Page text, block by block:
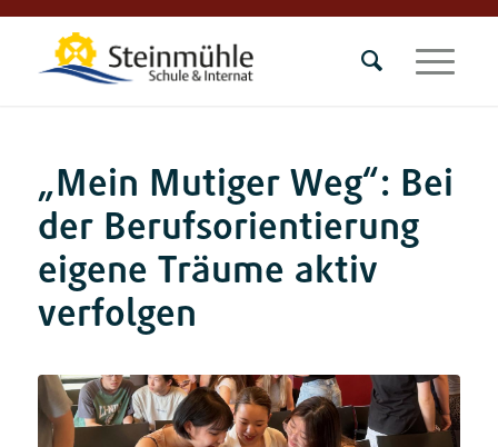
„Mein Mutiger Weg“: Bei
der Berufsorientierung
eigene Träume aktiv
verfolgen